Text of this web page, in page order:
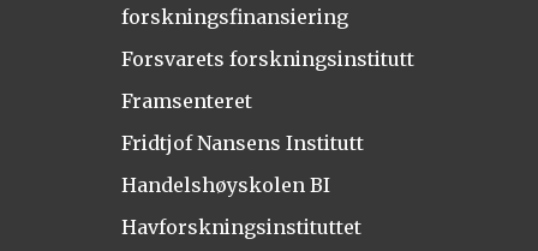
forskningsfinansiering
Forsvarets forskningsinstitutt
Framsenteret
Fridtjof Nansens Institutt
Handelshøyskolen BI
Havforskningsinstituttet